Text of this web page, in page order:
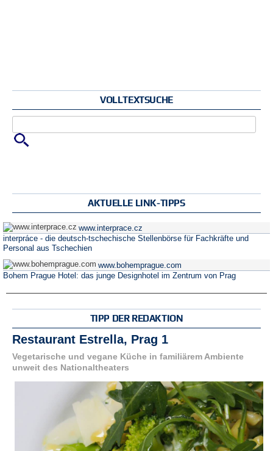
VOLLTEXTSUCHE
AKTUELLE LINK-TIPPS
www.interprace.cz
interpráce - die deutsch-tschechische Stellenbörse für Fachkräfte und
Personal aus Tschechien
www.bohemprague.com
Bohem Prague Hotel: das junge Designhotel im Zentrum von Prag
TIPP DER REDAKTION
Restaurant Estrella, Prag 1
Vegetarische und vegane Küche in familiärem Ambiente
unweit des Nationaltheaters